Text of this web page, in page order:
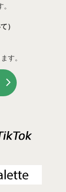
）
す。